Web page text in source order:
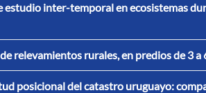
estudio inter-temporal en ecosistemas
relevamientos rurales, en predios de 3
posicional del catastro uruguayo: